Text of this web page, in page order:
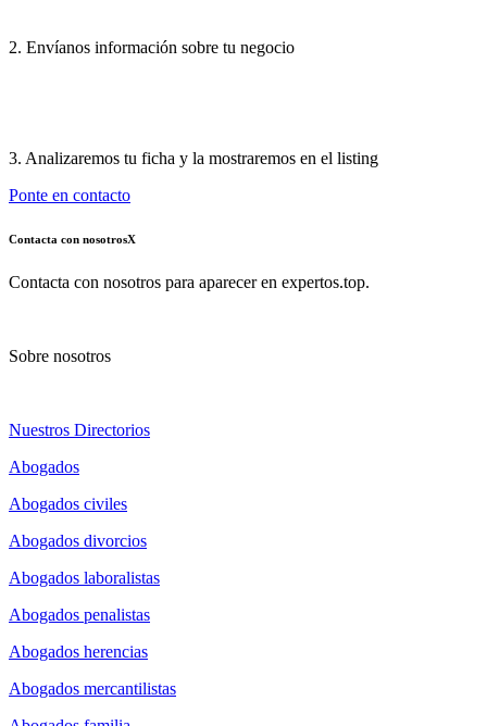
2. Envíanos información sobre tu negocio
3. Analizaremos tu ficha y la mostraremos en el listing
Ponte en contacto
Contacta con nosotrosX
Contacta con nosotros para aparecer en expertos.top.
Sobre nosotros
Nuestros Directorios
Abogados
Abogados civiles
Abogados divorcios
Abogados laboralistas
Abogados penalistas
Abogados herencias
Abogados mercantilistas